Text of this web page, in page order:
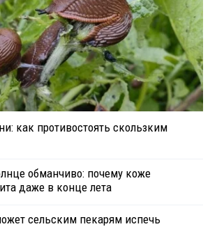
как противостоять скользким
обманчиво: почему коже
даже в конце лета
сельским пекарям испечь